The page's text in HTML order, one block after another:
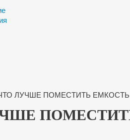
ЛУЧШЕ ПОМЕСТИТЬ